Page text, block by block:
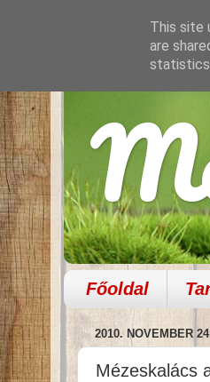
Főoldal
2010. NOVEMBER
Mézeskalács
This site
are